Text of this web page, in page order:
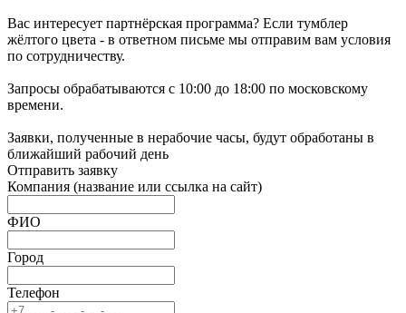
Вас интересует партнёрская программа? Если тумблер
жёлтого цвета - в ответном письме мы отправим вам условия
по сотрудничеству.
Запросы обрабатываются с 10:00 до 18:00 по московскому
времени.
Заявки, полученные в нерабочие часы, будут обработаны в
ближайший рабочий день
Отправить заявку
Компания (название или ссылка на сайт)
ФИО
Город
Телефон